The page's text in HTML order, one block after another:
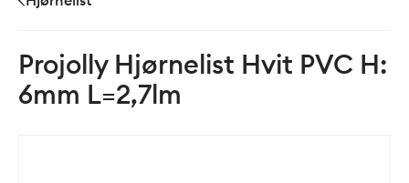
Projolly Hjørnelist Hvit PVC H:
6mm L=2,7lm